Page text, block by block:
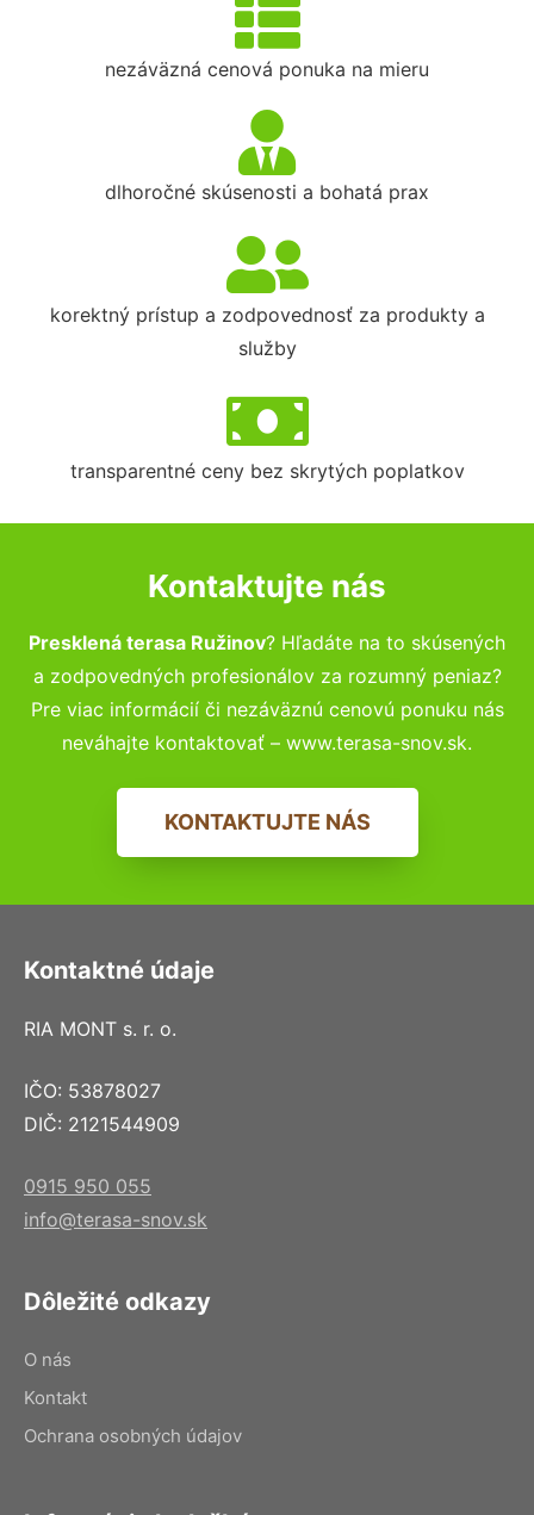
nezáväzná cenová ponuka na mieru
dlhoročné skúsenosti a bohatá prax
korektný prístup a zodpovednosť za produkty a
služby
transparentné ceny bez skrytých poplatkov
Kontaktujte nás
Presklená terasa Ružinov? Hľadáte na to skúsených
a zodpovedných profesionálov za rozumný peniaz?
Pre viac informácií či nezáväznú cenovú ponuku nás
neváhajte kontaktovať – www.terasa-snov.sk.
KONTAKTUJTE NÁS
Kontaktné údaje
RIA MONT s. r. o.
IČO: 53878027
DIČ: 2121544909
0915 950 055
info@terasa-snov.sk
Dôležité odkazy
O nás
Kontakt
Ochrana osobných údajov